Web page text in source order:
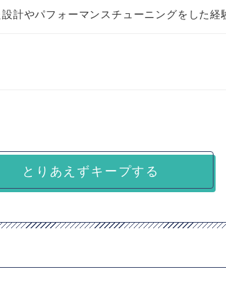
計やパフォーマンスチューニングをした経
とりあえずキープする